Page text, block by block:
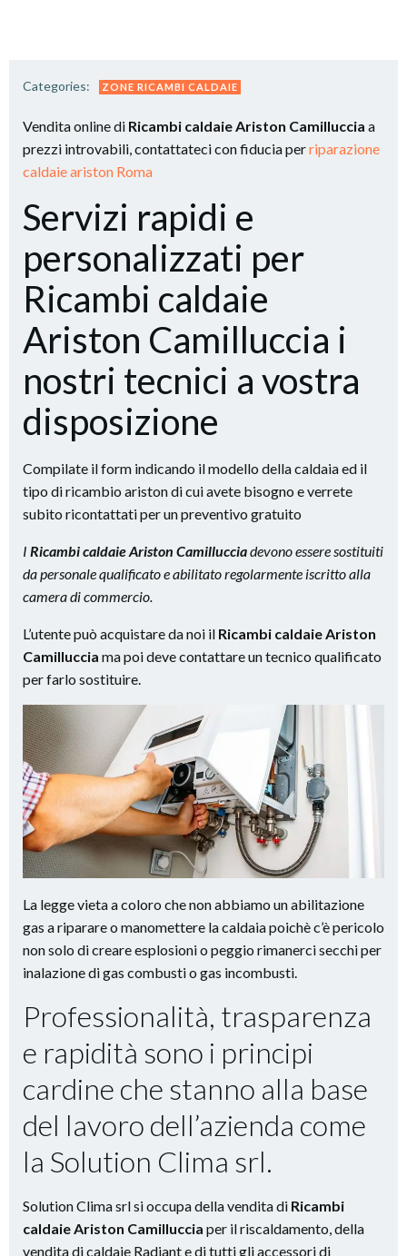
Categories: ZONE RICAMBI CALDAIE
Vendita online di Ricambi caldaie Ariston Camilluccia a
prezzi introvabili, contattateci con fiducia perriparazione
caldaie ariston Roma
Servizi rapidi e
personalizzati per
Ricambi caldaie
Ariston Camilluccia i
nostri tecnici a vostra
disposizione
Compilate il form indicando il modello della caldaia ed il
tipo di ricambio ariston di cui avete bisogno e verrete
subito ricontattati per un preventivo gratuito
I Ricambi caldaie Ariston Camillucciadevono essere sostituiti
da personale qualificato e abilitato regolarmente iscritto alla
camera di commercio.
L’utente può acquistare da noi il Ricambi caldaie Ariston
Camilluccia ma poi deve contattare un tecnico qualificato
per farlo sostituire.
La legge vieta a coloro che non abbiamo un abilitazione
gas a riparare o manomettere la caldaia poichè c’è pericolo
non solo di creare esplosioni o peggio rimanerci secchi per
inalazione di gas combusti o gas incombusti.
Professionalità, trasparenza
e rapidità sono i principi
cardine che stanno alla base
del lavoro dell’azienda come
la Solution Clima srl.
Solution Clima srl si occupa della vendita di Ricambi
caldaie Ariston Camilluccia per il riscaldamento, della
vendita di caldaie Radiant e di tutti gli accessori di